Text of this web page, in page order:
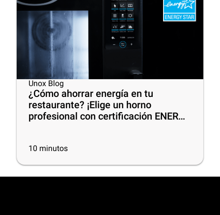
Unox Blog
¿Cómo ahorrar energía en tu
restaurante? ¡Elige un horno
profesional con certificación ENERGY
10 minutos